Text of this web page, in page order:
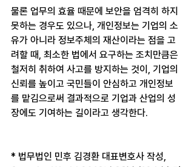
물론 업무의 효율 때문에 보안을 엄격히 하지
못하는 경우도 있으나, 개인정보는 기업의 소
유가 아니라 정보주체의 재산이라는 점을 고
려할 때, 최소한 법에서 요구하는 조치만큼은
철저히 취하여 사고를 방지하는 것이, 기업의
신뢰를 높이고 국민들이 안심하고 개인정보
를 맡김으로써 결과적으로 기업과 산업의 성
장에도 기여하는 길이라고 생각한다.
* 법무법인 민후 김경환 대표변호사 작성,